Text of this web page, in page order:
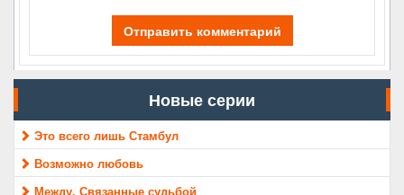
Отправить комментарий
Новые серии
Это всего лишь Стамбул
Возможно любовь
Между. Связанные судьбой